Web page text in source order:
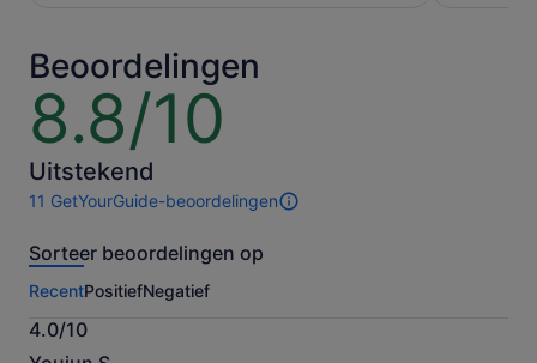
volwassene
Beoordelingen
8.8/10
8.8
van
10
Uitstekend
11 GetYourGuide-beoordelingen
11
van
activiteit.
Meer
informatie
Sorteer beoordelingen op
RecentPositiefNegatief
4.0/10
4.0